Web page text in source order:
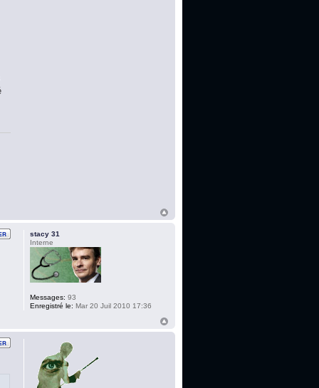
stacy 31
Interne
Messages: 93
Enregistré le: Mar 20 Juil 2010 17:36